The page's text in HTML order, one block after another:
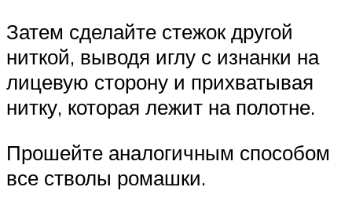
Затем сделайте стежок другой
ниткой, выводя иглу с изнанки на
лицевую сторону и прихватывая
нитку, которая лежит на полотне.
Прошейте аналогичным способом
все стволы ромашки.